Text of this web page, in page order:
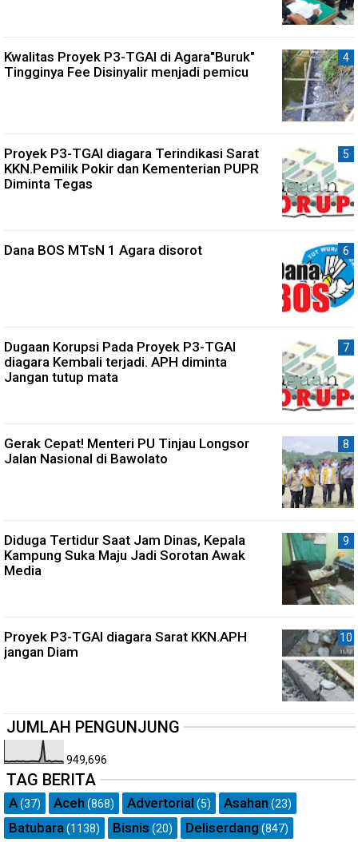
Kwalitas Proyek P3-TGAI di Agara"Buruk"
Tingginya Fee Disinyalir menjadi pemicu
Proyek P3-TGAI diagara Terindikasi Sarat
KKN.Pemilik Pokir dan Kementerian PUPR
Diminta Tegas
Dana BOS MTsN 1 Agara disorot
Dugaan Korupsi Pada Proyek P3-TGAI
diagara Kembali terjadi. APH diminta
Jangan tutup mata
Gerak Cepat! Menteri PU Tinjau Longsor
Jalan Nasional di Bawolato
Diduga Tertidur Saat Jam Dinas, Kepala
Kampung Suka Maju Jadi Sorotan Awak
Media
Proyek P3-TGAI diagara Sarat KKN.APH
jangan Diam
JUMLAH PENGUNJUNG
949,696
TAG BERITA
A(37) Aceh (868) Advertorial (5) Asahan (23)
Batubara(1138) Bisnis (20) Deliserdang (847)